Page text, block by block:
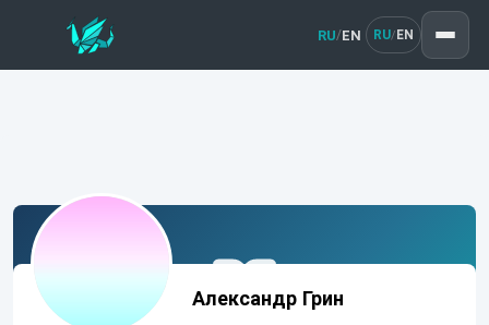
RU/EN RU/ EN
Александр
Грин
Александр Грин